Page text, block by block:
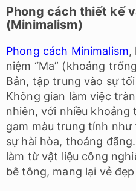
Phong cách thiết kế
(Minimalism)
Phong cách Minimalism,
niệm “Ma” (khoảng
Bản, tập trung vào sự
Không gian làm việc
nhiên, với nhiều khoảng
gam màu trung tính
sự hài hòa, thoáng
làm từ vật liệu công
bê tông, mang lại vẻ